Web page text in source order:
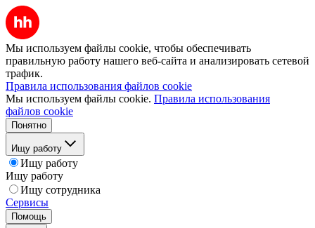
Мы используем файлы cookie, чтобы обеспечивать
правильную работу нашего веб-сайта и анализировать сетевой
трафик.
Правила использования файлов cookie
Мы используем файлы cookie. Правила использования
файлов cookie
Понятно
Ищу работу
Ищу работу
Ищу работу
Ищу сотрудника
Сервисы
Помощь